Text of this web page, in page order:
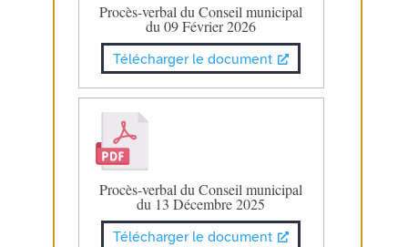
Procès-verbal du Conseil municipal
du 09 Février 2026
Télécharger le document
Procès-verbal du Conseil municipal
du 13 Décembre 2025
Télécharger le document